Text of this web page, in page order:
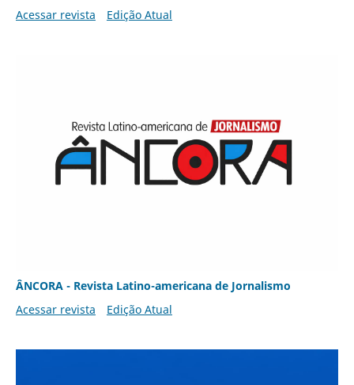
Acessar revista
Edição Atual
ÂNCORA - Revista Latino-americana de Jornalismo
Acessar revista
Edição Atual